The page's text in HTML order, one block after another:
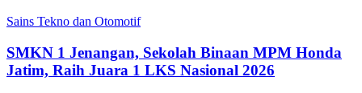
Sains Tekno dan Otomotif
SMKN 1 Jenangan, Sekolah Binaan MPM Honda
Jatim, Raih Juara 1 LKS Nasional 2026